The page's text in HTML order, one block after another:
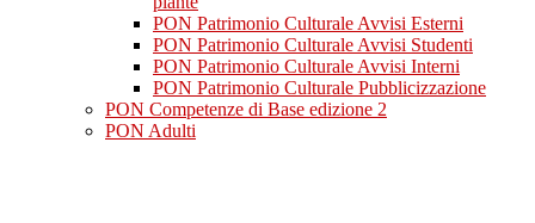
PON Patrimonio Culturale Avvisi Esterni
PON Patrimonio Culturale Avvisi Studenti
PON Patrimonio Culturale Avvisi Interni
PON Patrimonio Culturale Pubblicizzazione
PON Competenze di Base edizione 2
PON Adulti